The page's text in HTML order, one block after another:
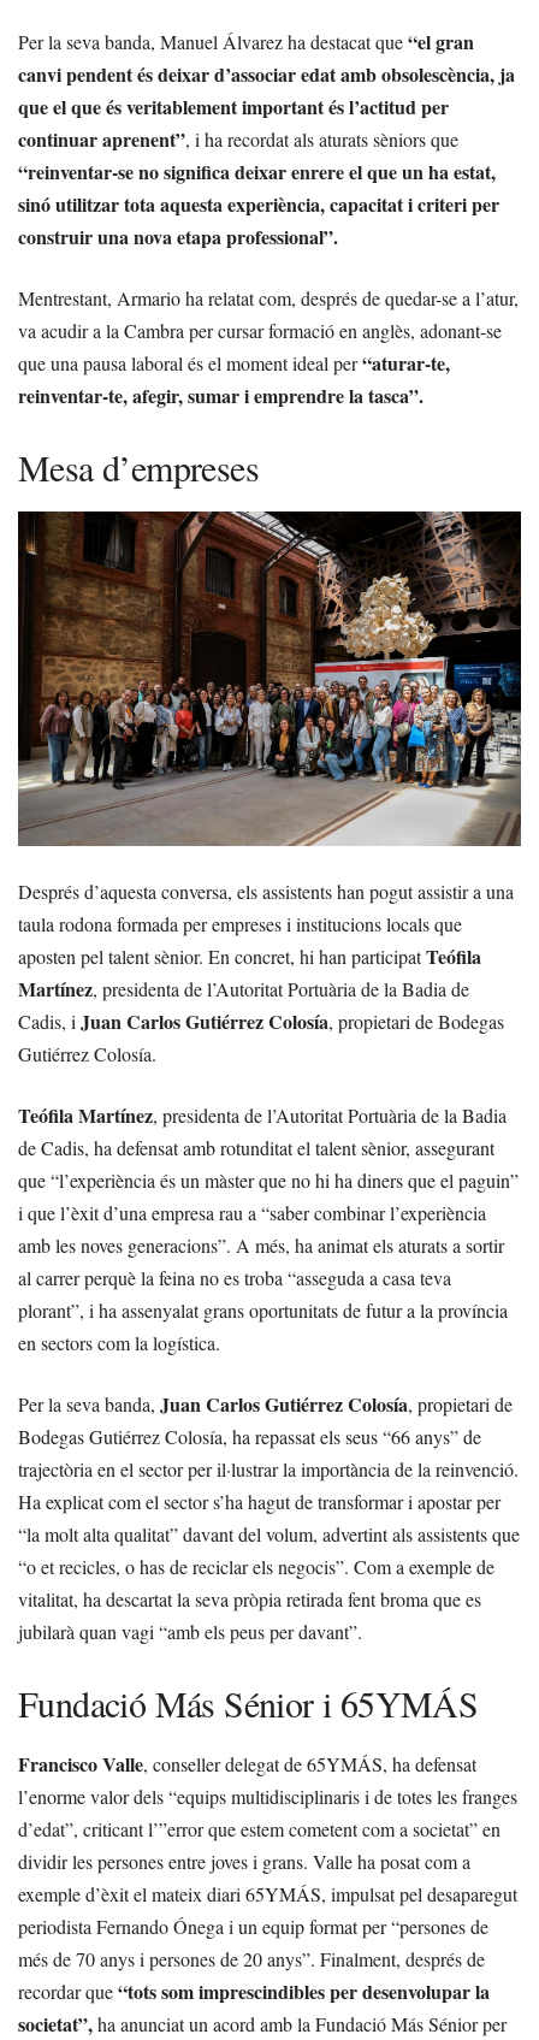
Per la seva banda, Manuel Álvarez ha destacat que“el gran
canvi pendent és deixar d’associar edat amb obsolescència, ja
que el que és veritablement important és l’actitud per
continuar aprenent”, i ha recordat als aturats sèniors que
“reinventar-se no significa deixar enrere el que un ha estat,
sinó utilitzar tota aquesta experiència, capacitat i criteri per
construir una nova etapa professional”.
Mentrestant, Armario ha relatat com, després de quedar-se a l’atur,
va acudir a la Cambra per cursar formació en anglès, adonant-se
que una pausa laboral és el moment ideal per“aturar-te,
reinventar-te, afegir, sumar i emprendre la tasca”.
Mesa d’empreses
Després d’aquesta conversa, els assistents han pogut assistir a una
taula rodona formada per empreses i institucions locals que
aposten pel talent sènior. En concret, hi han participatTeófila
Martínez, presidenta de l’Autoritat Portuària de la Badia de
Cadis, i Juan Carlos Gutiérrez Colosía, propietari de Bodegas
Gutiérrez Colosía.
Teófila Martínez, presidenta de l’Autoritat Portuària de la Badia
de Cadis, ha defensat amb rotunditat el talent sènior, assegurant
que “l’experiència és un màster que no hi ha diners que el paguin”
i que l’èxit d’una empresa rau a “saber combinar l’experiència
amb les noves generacions”. A més, ha animat els aturats a sortir
al carrer perquè la feina no es troba “asseguda a casa teva
plorant”, i ha assenyalat grans oportunitats de futur a la província
en sectors com la logística.
Per la seva banda, Juan Carlos Gutiérrez Colosía, propietari de
Bodegas Gutiérrez Colosía, ha repassat els seus “66 anys” de
trajectòria en el sector per il·lustrar la importància de la reinvenció.
Ha explicat com el sector s’ha hagut de transformar i apostar per
“la molt alta qualitat” davant del volum, advertint als assistents que
“o et recicles, o has de reciclar els negocis”. Com a exemple de
vitalitat, ha descartat la seva pròpia retirada fent broma que es
jubilarà quan vagi “amb els peus per davant”.
Fundació Más Sénior i 65YMÁS
Francisco Valle, conseller delegat de 65YMÁS, ha defensat
l’enorme valor dels “equips multidisciplinaris i de totes les franges
d’edat”, criticant l’”error que estem cometent com a societat” en
dividir les persones entre joves i grans. Valle ha posat com a
exemple d’èxit el mateix diari 65YMÁS, impulsat pel desaparegut
periodista Fernando Ónega i un equip format per “persones de
més de 70 anys i persones de 20 anys”. Finalment, després de
recordar que“tots som imprescindibles per desenvolupar la
societat”,ha anunciat un acord amb la Fundació Más Sénior per